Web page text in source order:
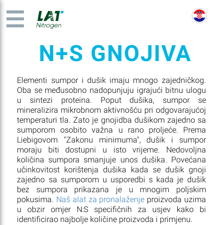
N+S GNOJIVA
Elementi sumpor i dušik imaju mnogo zajedničkog.
Oba se međusobno nadopunjuju igrajući bitnu ulogu
u sintezi proteina. Poput dušika, sumpor se
mineralizira mikrobnom aktivnošću pri odgovarajućoj
temperaturi tla. Zato je gnojidba dušikom zajedno sa
sumporom osobito važna u rano proljeće. Prema
Liebigovom "Zakonu minimuma", dušik i sumpor
moraju biti dostupni u isto vrijeme. Nedovoljna
količina sumpora smanjuje unos dušika. Povećana
učinkovitost korištenja dušika kada se dušik gnoji
zajedno sa sumporom u usporedbi s kada je dušik
bez sumpora prikazana je u mnogim poljskim
pokusima. Naš alat za pronalaženje proizvoda uzima
u obzir omjer N:S specifičnih za usjev kako bi
identificirao najbolje količine proizvoda i primjenu.